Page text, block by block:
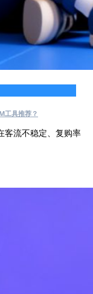
工具推荐？
客流不稳定、复购率